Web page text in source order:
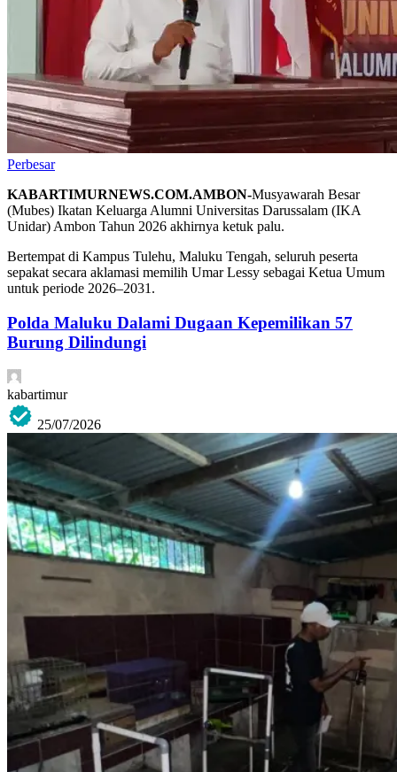
Perbesar
KABARTIMURNEWS.COM.AMBON-Musyawarah Besar
(Mubes) Ikatan Keluarga Alumni Universitas Darussalam (IKA
Unidar) Ambon Tahun 2026 akhirnya ketuk palu.
Bertempat di Kampus Tulehu, Maluku Tengah, seluruh peserta
sepakat secara aklamasi memilih Umar Lessy sebagai Ketua Umum
untuk periode 2026–2031.
Polda Maluku Dalami Dugaan Kepemilikan 57
Burung Dilindungi
kabartimur
25/07/2026